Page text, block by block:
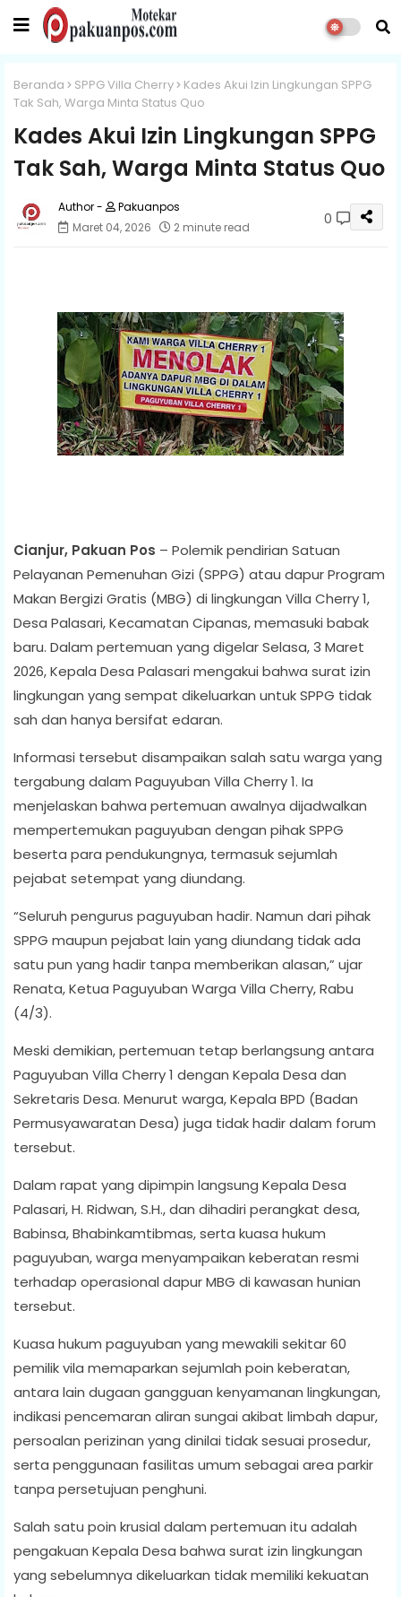
Beranda SPPG Villa Cherry
Kades Akui Izin Lingkungan SPPG
Tak Sah, Warga Minta Status Quo
Kades Akui Izin Lingkungan SPPG
Tak Sah, Warga Minta Status Quo
Pakuanpos
Maret 04, 2026
2 minute read 0
Cianjur, Pakuan Pos – Polemik pendirian Satuan
Pelayanan Pemenuhan Gizi (SPPG) atau dapur Program
Makan Bergizi Gratis (MBG) di lingkungan Villa Cherry 1,
Desa Palasari, Kecamatan Cipanas, memasuki babak
baru. Dalam pertemuan yang digelar Selasa, 3 Maret
2026, Kepala Desa Palasari mengakui bahwa surat izin
lingkungan yang sempat dikeluarkan untuk SPPG tidak
sah dan hanya bersifat edaran.
Informasi tersebut disampaikan salah satu warga yang
tergabung dalam Paguyuban Villa Cherry 1. Ia
menjelaskan bahwa pertemuan awalnya dijadwalkan
mempertemukan paguyuban dengan pihak SPPG
beserta para pendukungnya, termasuk sejumlah
pejabat setempat yang diundang.
“Seluruh pengurus paguyuban hadir. Namun dari pihak
SPPG maupun pejabat lain yang diundang tidak ada
satu pun yang hadir tanpa memberikan alasan,” ujar
Renata, Ketua Paguyuban Warga Villa Cherry, Rabu
(4/3).
Meski demikian, pertemuan tetap berlangsung antara
Paguyuban Villa Cherry 1 dengan Kepala Desa dan
Sekretaris Desa. Menurut warga, Kepala BPD (Badan
Permusyawaratan Desa) juga tidak hadir dalam forum
tersebut.
Dalam rapat yang dipimpin langsung Kepala Desa
Palasari, H. Ridwan, S.H., dan dihadiri perangkat desa,
Babinsa, Bhabinkamtibmas, serta kuasa hukum
paguyuban, warga menyampaikan keberatan resmi
terhadap operasional dapur MBG di kawasan hunian
tersebut.
Kuasa hukum paguyuban yang mewakili sekitar 60
pemilik vila memaparkan sejumlah poin keberatan,
antara lain dugaan gangguan kenyamanan lingkungan,
indikasi pencemaran aliran sungai akibat limbah dapur,
persoalan perizinan yang dinilai tidak sesuai prosedur,
serta penggunaan fasilitas umum sebagai area parkir
tanpa persetujuan penghuni.
Salah satu poin krusial dalam pertemuan itu adalah
pengakuan Kepala Desa bahwa surat izin lingkungan
yang sebelumnya dikeluarkan tidak memiliki kekuatan